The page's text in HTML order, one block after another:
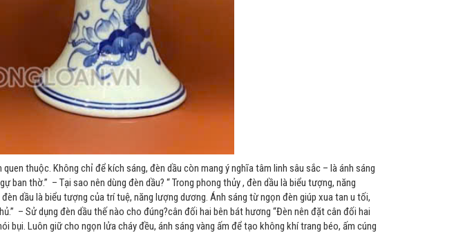
thuộc. Không chỉ để kích sáng, đèn dầu còn mang ý nghĩa tâm linh sâu sắc – là ánh sáng
ban thờ.” – Tại sao nên dùng đèn dầu? “ Trong phong thủy , đèn dầu là biểu tượng, năng
dầu là biểu tượng của trí tuệ, năng lượng dương. Ánh sáng từ ngọn đèn giúp xua tan u tối,
– Sử dụng đèn dầu thế nào cho đúng?cân đối hai bên bát hương “Đèn nên đặt cân đối hai
bụi. Luôn giữ cho ngọn lửa cháy đều, ánh sáng vàng ấm để tạo không khí trang béo, ấm cúng